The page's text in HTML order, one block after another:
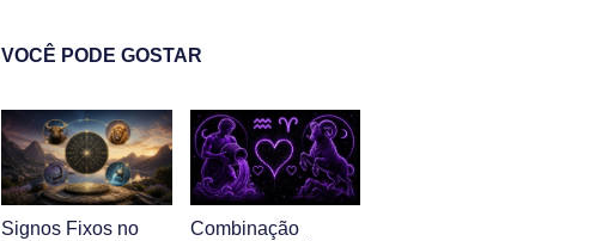
VOCÊ PODE GOSTAR
Signos Fixos no
Combinação